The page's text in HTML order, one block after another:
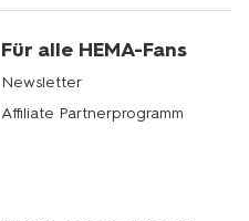
Für alle HEMA-Fans
Newsletter
Affiliate Partnerprogramm